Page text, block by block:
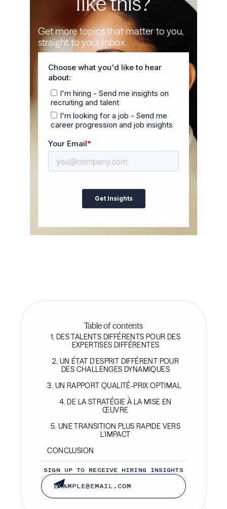
Get more topics that matter to you,
straight to your inbox.
Table of contents
1. DES TALENTS DIFFÉRENTS POUR DES
EXPERTISES DIFFÉRENTES
2. UN ÉTAT D'ESPRIT DIFFÉRENT POUR
DES CHALLENGES DYNAMIQUES
3. UN RAPPORT QUALITÉ-PRIX OPTIMAL
4. DE LA STRATÉGIE À LA MISE EN
ŒUVRE
5. UNE TRANSITION PLUS RAPIDE VERS
L'IMPACT
CONCLUSION
SIGN UP TO RECEIVE HIRING INSIGHTS